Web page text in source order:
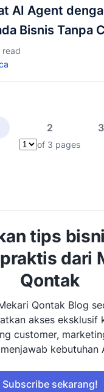
AI Agent
Bisnis Tanpa
read
2
3
Pilih halaman
of 3 pages
tips
dari
Qontak
Qontak Blog
akses eksklusif
customer,
kebutuhan
Subscribe sekarang!